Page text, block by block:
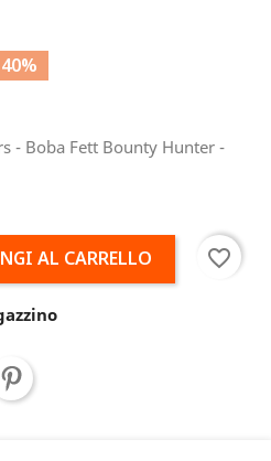
- Boba Fett Bounty Hunter -
AL CARRELLO favorite_border